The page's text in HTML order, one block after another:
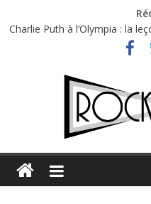
Charlie Puth à l’Olympia : la
Festival Triptyque : un
Hellfest 2026 vendredi :
Hellfest 2026 jeudi :
Première édition du Midgard